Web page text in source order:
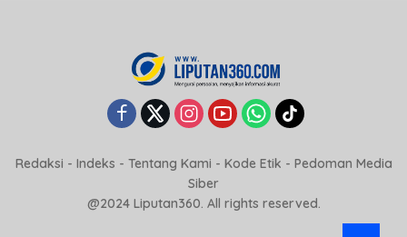
Redaksi - Indeks - Tentang Kami - Kode Etik - Pedoman Media
Siber
@2024 Liputan360. All rights reserved.